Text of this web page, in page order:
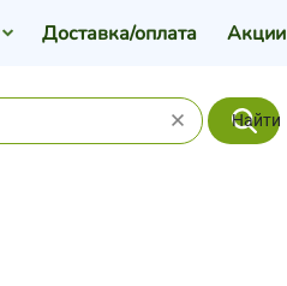
Найти
Доставка/оплата Акции